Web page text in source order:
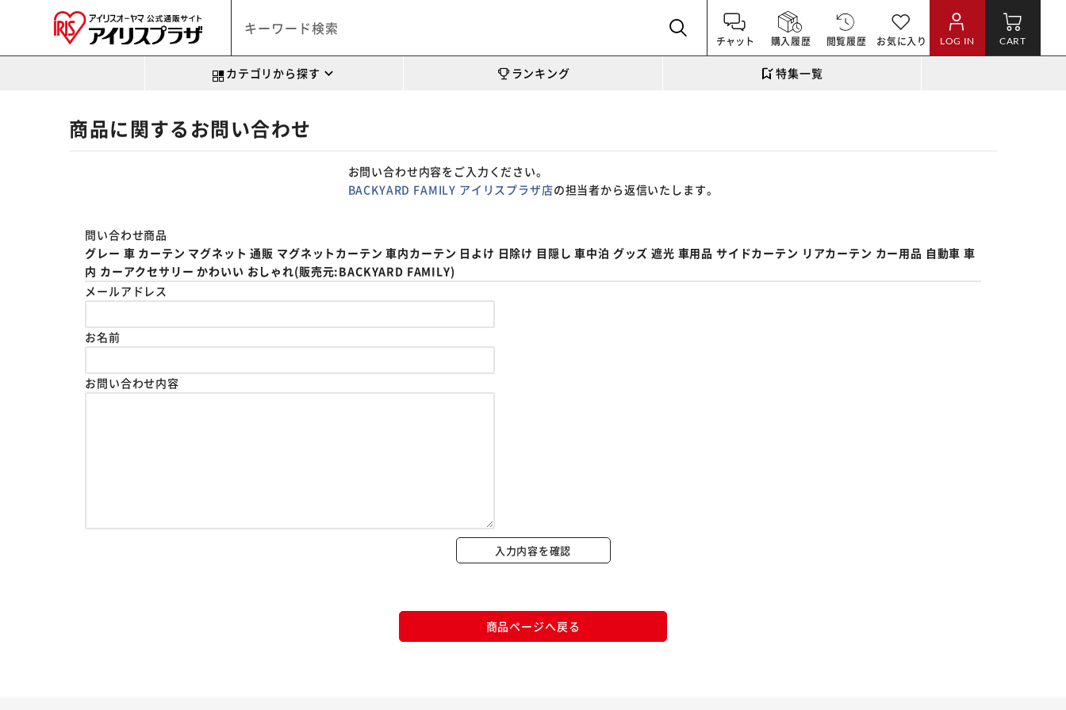
チャット 購入履歴 閲覧履歴 お気に入り LOG IN CART
カテゴリから探す ランキング 特集一覧
商品に関するお問い合わせ
お問い合わせ内容をご入力ください。
BACKYARD FAMILY アイリスプラザ店の担当者から返信いたします。
問い合わせ商品
グレー 車 カーテン マグネット 通販 マグネットカーテン 車内カーテン 日よけ 日除け 目隠し 車中泊 グッズ 遮光 車用品 サイドカーテン リアカーテン カー用品 自動車 車
内 カーアクセサリー かわいい おしゃれ(販売元:BACKYARD FAMILY)
メールアドレス
お名前
お問い合わせ内容
入力内容を確認
商品ページへ戻る
カートに入れる